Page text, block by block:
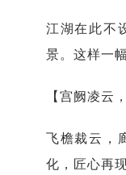
江湖在此不
景。这样一
【宫阙凌云
飞檐裁云，
化，匠心再